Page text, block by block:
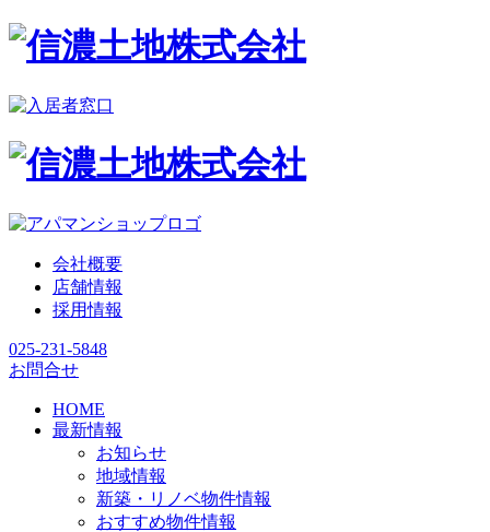
会社概要
店舗情報
採用情報
025-231-5848
お問合せ
HOME
最新情報
お知らせ
地域情報
新築・リノベ物件情報
おすすめ物件情報